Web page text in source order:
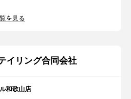
を見る
イリング合同会社
和歌山店